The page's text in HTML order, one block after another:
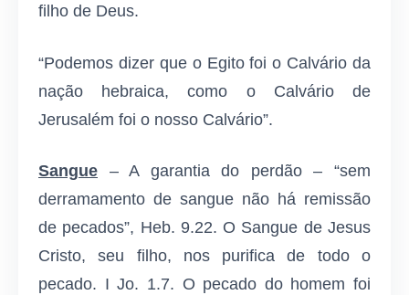
filho de Deus.
“Podemos dizer que o Egito foi o Calvário da
nação hebraica, como o Calvário de
Jerusalém foi o nosso Calvário”.
Sangue – A garantia do perdão – “sem
derramamento de sangue não há remissão
de pecados”, Heb. 9.22. O Sangue de Jesus
Cristo, seu filho, nos purifica de todo o
pecado. I Jo. 1.7. O pecado do homem foi